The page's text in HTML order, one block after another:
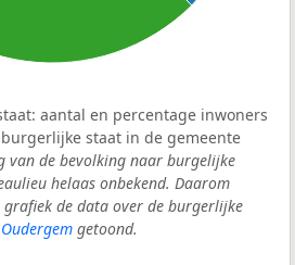
aantal en percentage inwoners
staat in de gemeente
van de bevolking naar burgelijke
helaas onbekend. Daarom
de data over de burgerlijke
getoond.